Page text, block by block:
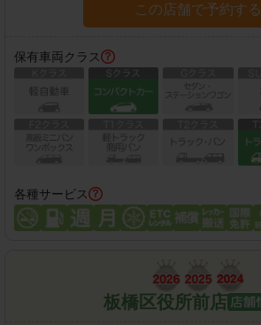
この店舗で予約する
保有車両クラス
各種サービス
板橋区役所前店